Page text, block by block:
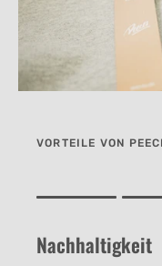
VORTEILE VON
The rating of this
Nachhaltigkeit